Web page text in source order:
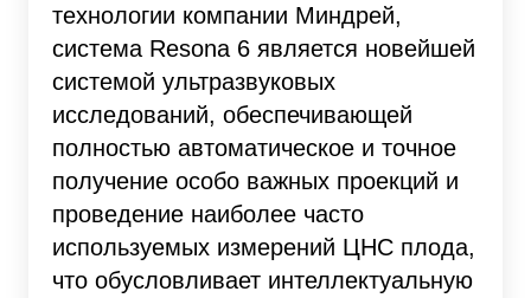
технологии компании Миндрей,
система Resona 6 является новейшей
системой ультразвуковых
исследований, обеспечивающей
полностью автоматическое и точное
получение особо важных проекций и
проведение наиболее часто
используемых измерений ЦНС плода,
что обусловливает интеллектуальную